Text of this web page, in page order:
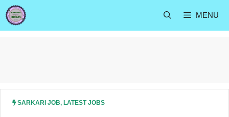
Skip
to
content
MENU
SARKARI JOB, LATEST JOBS